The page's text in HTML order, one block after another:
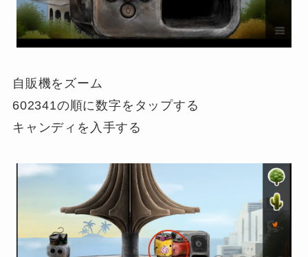
自販機をズーム
602341の順に数字をタップする
キャンディを入手する